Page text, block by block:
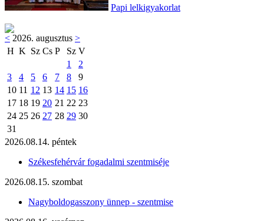
Papi lelkigyakorlat
< 2026. augusztus >
H K Sz Cs P Sz V
1
2
3
4 5 6 7 8
9
10 11 12 13 14 15 16
17 18 19 20 21 22 23
24 25 26 27 28 29 30
31
2026.08.14. péntek
Székesfehérvár fogadalmi szentmiséje
2026.08.15. szombat
Nagyboldogasszony ünnep - szentmise